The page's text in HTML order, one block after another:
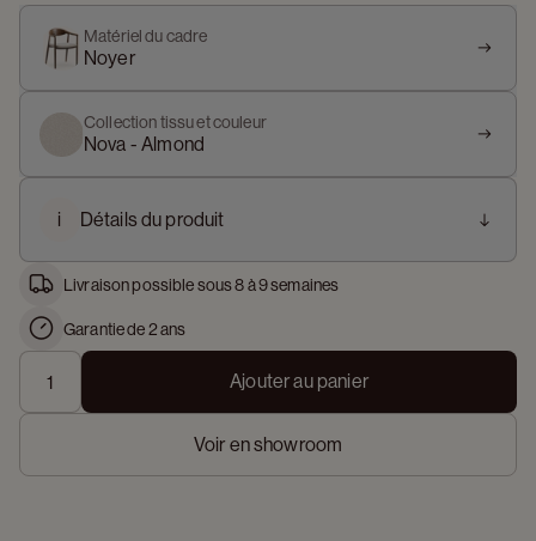
Matériel du cadre
Noyer
Collection tissu et couleur
Nova - Almond
i Détails du produit
Livraison possible sous 8 à 9 semaines
Garantie de 2 ans
Ajouter au panier
Voir en showroom